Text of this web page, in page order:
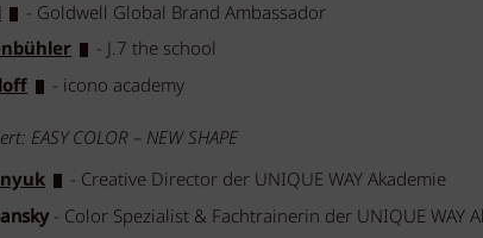
- Goldwell Global Brand Ambassador
- J.7 the school
- icono academy
EASY COLOR – NEW SHAPE
- Creative Director der UNIQUE WAY Akademie
- Color Spezialist & Fachtrainerin der UNIQUE WAY